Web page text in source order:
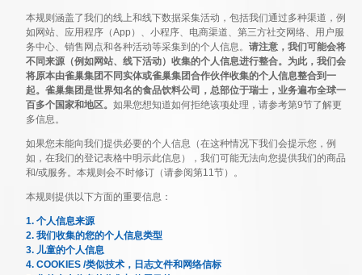
本规则涵盖了我们的线上和线下数据采集活动，包括我们通过多种渠道，例
如网站、应用程序（App）、小程序、电商渠道、第三方社交网络、用户服
务中心、销售网点和各种活动等采集到的个人信息。 请注意，我们可能会将
不同来源（例如网站、线下活动）收集的个人信息进行整合。为此，我们会
将原本由雀巢集团不同实体或雀巢集团合作伙伴收集的个人信息整合到一
起。雀巢集团是世界知名的食品饮料公司，总部位于瑞士，业务遍布全球一
百多个国家和地区。 如果您想知道如何拒绝该项处理，请参考第9节了解更
多信息。
如果您未能向我们提供必要的个人信息（在这种情况下我们会提示您，例
如，在我们的登记表格中明示此信息），我们可能无法向您提供我们的商品
和/或服务。本规则会不时修订（请参阅第11节）。
本规则提供以下方面的重要信息：
1. 个人信息来源
2. 我们收集的您的个人信息类型
3. 儿童的个人信息
4. COOKIES /类似技术，日志文件和网络信标